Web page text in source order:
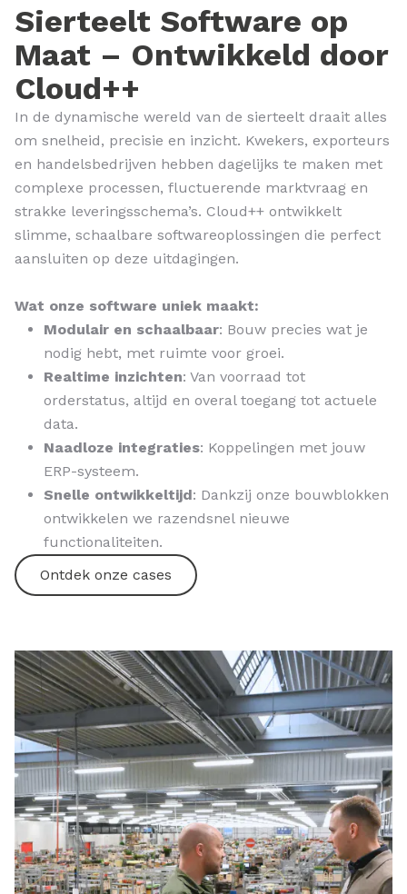
Sierteelt Software op
Maat – Ontwikkeld door
Cloud++
In de dynamische wereld van de sierteelt draait alles
om snelheid, precisie en inzicht. Kwekers, exporteurs
en handelsbedrijven hebben dagelijks te maken met
complexe processen, fluctuerende marktvraag en
strakke leveringsschema’s. Cloud++ ontwikkelt
slimme, schaalbare softwareoplossingen die perfect
aansluiten op deze uitdagingen.
Wat onze software uniek maakt:
Modulair en schaalbaar: Bouw precies wat je
nodig hebt, met ruimte voor groei.
Realtime inzichten: Van voorraad tot
orderstatus, altijd en overal toegang tot actuele
data.
Naadloze integraties: Koppelingen met jouw
ERP-systeem.
Snelle ontwikkeltijd: Dankzij onze bouwblokken
ontwikkelen we razendsnel nieuwe
functionaliteiten.
Ontdek onze cases